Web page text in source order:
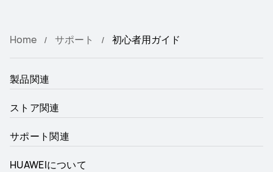
Home サポート 初心者用ガイド
製品関連
ストア関連
サポート関連
HUAWEIについて